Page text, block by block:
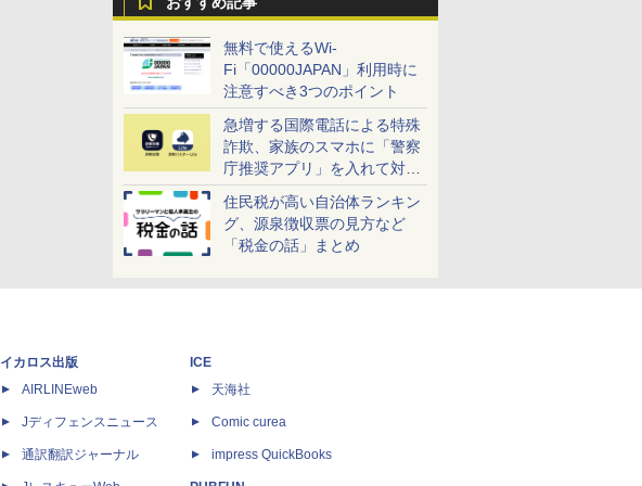
無料で使えるWi-
Fi「00000JAPAN」利用時に
注意すべき3つのポイント
急増する国際電話による特殊
詐欺、家族のスマホに「警察
庁推奨アプリ」を入れて対策
しよう！
住民税が高い自治体ランキン
グ、源泉徴収票の見方など
「税金の話」まとめ
イカロス出版
AIRLINEweb
Jディフェンスニュース
通訳翻訳ジャーナル
ICE
天海社
Comic curea
impress QuickBooks